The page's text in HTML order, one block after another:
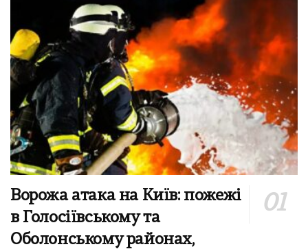
Ворожа атака на Київ: пожежі
в Голосіївському та
Оболонському районах,